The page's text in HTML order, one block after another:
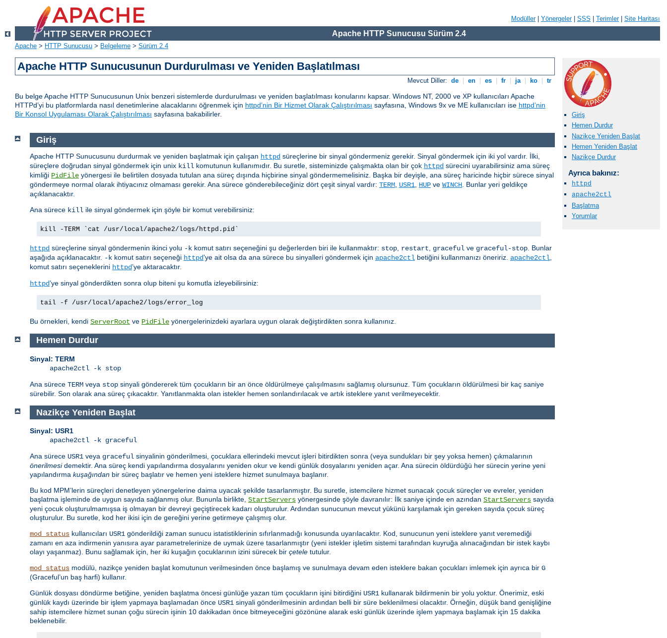
Modüller| Yönergeler| SSS Terimler| Site Haritası
Apache HTTP Sunucusu Sürüm 2.4
Apache > HTTP Sunucusu > Belgeleme > Sürüm 2.4
Apache HTTP Sunucusunun Durdurulması ve Yeniden Başlatılması
Mevcut Diller: de en es fr ja ko tr
Bu belge Apache HTTP Sunucusunun Unix benzeri sistemlerde durdurulması ve yeniden başlatılması konularını kapsar. Windows NT, 2000 ve XP kullanıcıları Apache
HTTPd’yi bu platformlarda nasıl denetimlerine alacaklarını öğrenmek için httpd’nin Bir Hizmet Olarak Çalıştırılması sayfasına, Windows 9x ve ME kullanıcıları ise httpd’nin
Bir Konsol Uygulaması Olarak Çalıştırılması sayfasına bakabilirler.
Giriş
Hemen Durdur
Nazikçe Yeniden Başlat
Hemen Yeniden Başlat
Nazikçe Durdur
Ayrıca bakınız:
httpd
apache2ctl
Başlatma
Yorumlar
Giriş
Apache HTTP Sunucusunu durdurmak ve yeniden başlatmak için çalışan httpd süreçlerine bir sinyal göndermeniz gerekir. Sinyal göndermek için iki yol vardır. İlki,
süreçlere doğrudan sinyal göndermek için unix kill komutunun kullanımıdır. Bu suretle, sisteminizde çalışmakta olan bir çok httpd sürecini uyarabilirsiniz ama süreç
kimliği PidFile yönergesi ile belirtilen dosyada tutulan ana süreç dışında hiçbirine sinyal göndermemelisiniz. Başka bir deyişle, ana süreç haricinde hiçbir sürece sinyal
göndermeye normal olarak ihtiyacınız olmaması gerekir. Ana sürece gönderebileceğiniz dört çeşit sinyal vardır: TERM USR1 HUP ve WINCH . Bunlar yeri geldikçe
açıklanacaktır.
Ana sürece kill ile sinyal göndermek için şöyle bir komut verebilirsiniz:
kill -TERM `cat /usr/local/apache2/logs/httpd.pid`
httpd süreçlerine sinyal göndermenin ikinci yolu -k komut satırı seçeneğini şu değerlerden biri ile kullanmaktır: stop restart graceful ve graceful-stop . Bunlar
aşağıda açıklanacaktır. -k komut satırı seçeneği httpd’ye ait olsa da ana sürece bu sinyalleri göndermek için apache2ctl betiğini kullanmanızı öneririz. apache2ctl
komut satırı seçeneklerini httpd’ye aktaracaktır.
httpd’ye sinyal gönderdikten sonra olup biteni şu komutla izleyebilirsiniz:
tail -f /usr/local/apache2/logs/error_log
Bu örnekleri, kendi ServerRoot ve PidFile yönergelerinizdeki ayarlara uygun olarak değiştirdikten sonra kullanınız.
Hemen Durdur
Sinyal: TERM
apache2ctl -k stop
Ana sürece TERM veya stop sinyali göndererek tüm çocukların bir an önce öldürülmeye çalışılmasını sağlamış olursunuz. Tüm çocukların öldürülmesi bir kaç saniye
sürebilir. Son olarak ana süreç çıkacaktır. Yanıtlanmakta olan istekler hemen sonlandırılacak ve artık isteklere yanıt verilmeyecektir.
Nazikçe Yeniden Başlat
Sinyal: USR1
apache2ctl -k graceful
Ana sürece USR1 veya graceful sinyalinin gönderilmesi, çocuklara ellerindeki mevcut işleri bitirdikten sonra (veya sundukları bir şey yoksa hemen) çıkmalarının
önerilmesidemektir. Ana süreç kendi yapılandırma dosyalarını yeniden okur ve kendi günlük dosyalarını yeniden açar. Ana sürecin öldürdüğü her sürecin yerine yeni
yapılandırma kuşağından bir süreç başlatır ve hemen yeni isteklere hizmet sunulmaya başlanır.
Bu kod MPM’lerin süreçleri denetleyen yönergelerine daima uyacak şekilde tasarlanmıştır. Bu suretle, istemcilere hizmet sunacak çocuk süreçler ve evreler, yeniden
başlatma işleminde de uygun sayıda sağlanmış olur. Bununla birlikte, StartServers yönergesinde şöyle davranılır: İlk saniye içinde en azından StartServers sayıda
yeni çocuk oluşturulmamışsa iş olmayan bir devreyi geçiştirecek kadarı oluşturulur. Ardından sunucunun mevcut yükünü karşılamak için gereken sayıda çocuk süreç
oluşturulur. Bu suretle, kod her ikisi için de gereğini yerine getirmeye çalışmış olur.
mod_status kullanıcıları USR1 gönderildiği zaman sunucu istatistiklerinin sıfırlanmadığı konusunda uyarılacaktır. Kod, sunucunun yeni isteklere yanıt veremediği
zamanı en aza indirmenin yanısıra ayar parametrelerinize de uymak üzere tasarlanmıştır (yeni istekler işletim sistemi tarafından kuyruğa alınacağından bir istek kaybı
olayı yaşanmaz). Bunu sağlamak için, her iki kuşağın çocuklarının izini sürecek bir çetele tutulur.
mod_status modülü, nazikçe yeniden başlat komutunun verilmesinden önce başlamış ve sunulmaya devam eden isteklere bakan çocukları imlemek için ayrıca bir G
(Graceful’un baş harfi) kullanır.
Günlük dosyası döndürme betiğine, yeniden başlatma öncesi günlüğe yazan tüm çocukların işini bitirdiğini USR1 kullanarak bildirmenin bir yolu yoktur. Önerimiz, eski
günlük kaydı üzerinde bir işlem yapmaya başlamadan önce USR1 sinyali gönderilmesinin ardından belli bir süre beklenilmesi olacaktır. Örneğin, düşük band genişliğine
sahip istemcilere hizmet sunan çoğu sürecin işinin 10 dakikadan önce bitmeyeceğini gözönüne alarak eski günlük üzerinde işlem yapmaya başlamak için 15 dakika
beklenebilir.